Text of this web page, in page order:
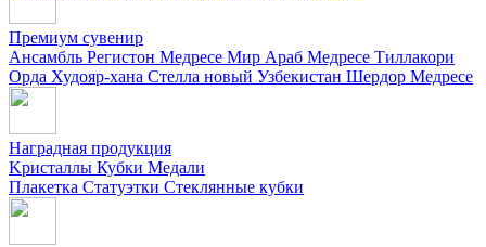
Премиум сувенир
Ансамбль Регистон Медресе Мир Араб Медресе Тиллакори
Орда Худояр-хана Стелла новый Узбекистан Шердор Медресе
Наградная продукция
Kристаллы Кубки Медали
Плакетка Статуэтки Стеклянные кубки